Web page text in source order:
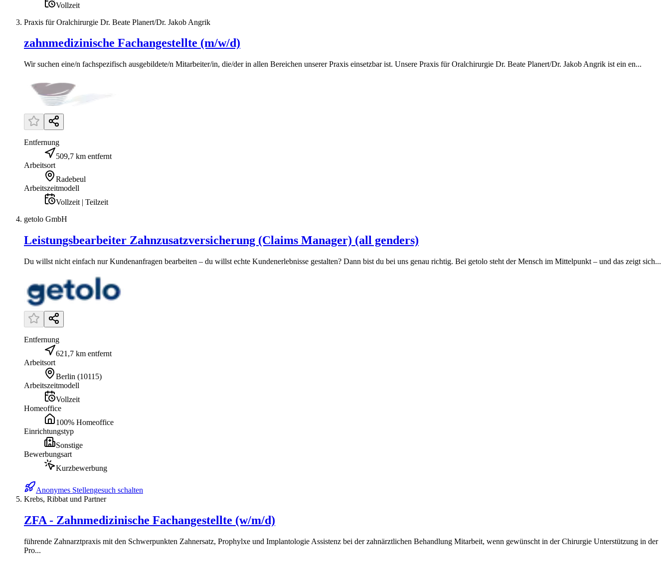
Vollzeit
Praxis für Oralchirurgie Dr. Beate Planert/Dr. Jakob Angrik
zahnmedizinische Fachangestellte (m/w/d)
Wir suchen eine/n fachspezifisch ausgebildete/n Mitarbeiter/in, die/der in allen Bereichen unserer Praxis einsetzbar ist. Unsere Praxis für Oralchirurgie Dr. Beate Planert/Dr. Jakob Angrik ist ein en...
Entfernung
509,7 km entfernt
Arbeitsort
Radebeul
Arbeitszeitmodell
Vollzeit | Teilzeit
getolo GmbH
Leistungsbearbeiter Zahnzusatzversicherung (Claims Manager) (all genders)
Du willst nicht einfach nur Kundenanfragen bearbeiten – du willst echte Kundenerlebnisse gestalten? Dann bist du bei uns genau richtig. Bei getolo steht der Mensch im Mittelpunkt – und das zeigt sich...
Entfernung
621,7 km entfernt
Arbeitsort
Berlin (10115)
Arbeitszeitmodell
Vollzeit
Homeoffice
100% Homeoffice
Einrichtungstyp
Sonstige
Bewerbungsart
Kurzbewerbung
Anonymes Stellengesuch schalten
Krebs, Ribbat und Partner
ZFA - Zahnmedizinische Fachangestellte (w/m/d)
führende Zahnarztpraxis mit den Schwerpunkten Zahnersatz, Prophylxe und Implantologie Assistenz bei der zahnärztlichen Behandlung Mitarbeit, wenn gewünscht in der Chirurgie Unterstützung in der
Pro...